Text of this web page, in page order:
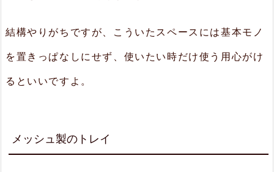
結構やりがちですが、こういたスペースには基本モノ
を置きっぱなしにせず、使いたい時だけ使う用心がけ
るといいですよ。
メッシュ製のトレイ